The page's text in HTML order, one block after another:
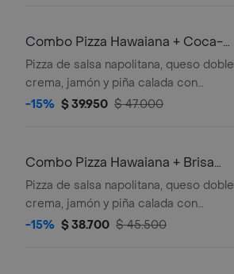
Combo Pizza Hawaiana + Coca-
Cola Sin Azúcar 350 ml
Pizza de salsa napolitana, queso doble
crema, jamón y piña calada con
panela y tamaño a elegir. + Gaseosa
-15% $ 39.950 $ 47.000
Combo Pizza Hawaiana + Brisa
Sin Gas 600ML
Pizza de salsa napolitana, queso doble
crema, jamón y piña calada con
panela y tamaño a elegir. + Agua
-15% $ 38.700 $ 45.500